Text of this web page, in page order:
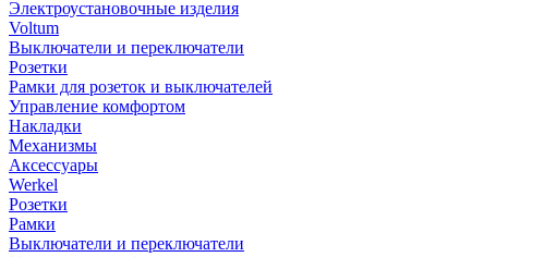
Электроустановочные изделия
Voltum
Выключатели и переключатели
Розетки
Рамки для розеток и выключателей
Управление комфортом
Накладки
Механизмы
Аксессуары
Werkel
Розетки
Рамки
Выключатели и переключатели